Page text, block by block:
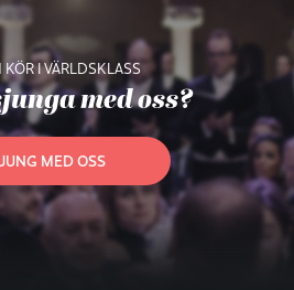
I VÄRLDSKLASS
med oss?
MED OSS